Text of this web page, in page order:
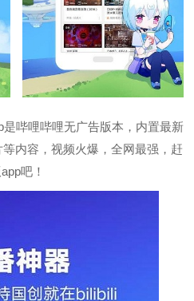
哔哩哔哩无广告版本，内置最新
内容，视频火爆，全网最强，赶
吧！